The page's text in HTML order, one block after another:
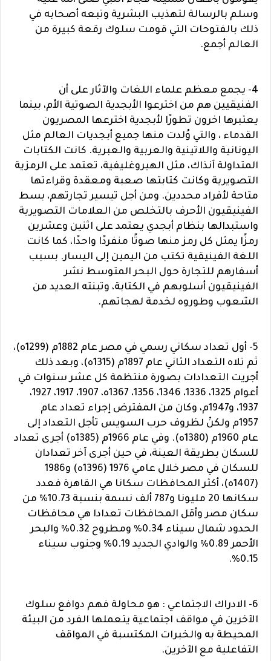
وسلم بالرسالة لتهذيب البشرية وتبعه أصحابه في
ذلك بالفتوحات التي قومت سلوك رقعة كبيرة من
العالم أجمع.
4- يجمع معظم علماء اللغات والآثار على أن
الفنيقيين هم من اخترعوا الأبجدية الصوتية الأم، بينما
يعتبرها اخرون تطورًا لأبجدية اخترعها المصريون
القدماء ، والتي وُلدت منها جميع أبجديات العالم مثل
اليونانية واللاتينية والعربية والعبرية. كانت الكتابات
المتداولة آنذاك، مثل الهيروغليفية، تعتمد على الرمزية
التصويرية وكانت كتابتها صعبة ومعقدة وقراءتها
متاحة لأفراد محددين. ومن أجل تيسير تجارتهم، بسط
الفينيقيون الأحرف بالتخلص من العلامات التصويرية
واستبدالها بنظام أبجدي يعتمد على اثنين وعشرين
رمزًا يمثل كل رمز منها صوتًا منفردًا واحدًا، كما كانت
اللغة الفينيقية تكتب من اليمين إلى اليسار. بسبب
أسفارهم للتجارة حول البحر المتوسط نشر
الفينيقيون أسلوبهم في الكتابة، وتبنته العديد من
الشعوب وطوروه لخدمة لهجاتهم.
5- أول تعداد سكاني رسمي في مصر عام 1882م (1299ه)،
ثم تلاه التعداد الثاني عام 1897م (1315ه)، وبعد ذلك
أجريت التعدادات بصورة منتظمة كل عشر سنوات في
أعوام 1325، 1336، 1346، 1356، 1367ه، 1907، 1917، 1927،
1937، و1947م، وكان من المفترض إجراء تعداد عام
1957م ولكنْ لظروف حرب السويس تأجل التعداد إلى
عام 1960م (1380ه). وفي عام 1966م (1385ه) أجرى تعداد
للسكان بطريقة العينة، في حين أجرى آخر تعدادان
للسكان في مصر خلال عامي 1976 (1396ه) و1986
(1407ه)، أكثر المحافظات سكانا هي القاهرة فعدد
سكانها 20 مليونا و787 ألف نسمة بنسبة 10.73% من
سكان مصر وأقل المحافظات تعدادا هي محافظات
الحدود شمال سيناء 0.34% ومطروح 0.32% والبحر
الأحمر 0.89% والوادي الجديد 0.19% وجنوب سيناء
0.15%.
6- الادراك الاجتماعي : هو محاولة فهم دوافع سلوك
الآخرين في مواقف اجتماعية يتعملها الفرد من البيئة
المحيطة به والخبرات المكتسبة في المواقف
التفاعلية مع الآخرين.